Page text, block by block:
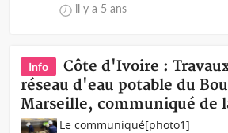
il y a 5 ans
Info
Côte d'Ivoire :
réseau d'eau potable du
Marseille, communiqué de
Le communiqué[photo1]